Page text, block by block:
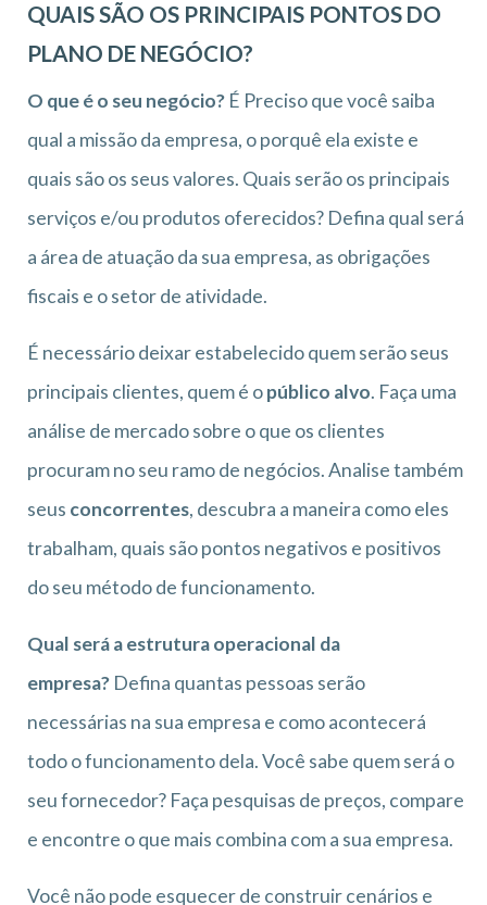
QUAIS SÃO OS PRINCIPAIS PONTOS DO
PLANO DE NEGÓCIO?
O que é o seu negócio? É Preciso que você saiba
qual a missão da empresa, o porquê ela existe e
quais são os seus valores. Quais serão os principais
serviços e/ou produtos oferecidos? Defina qual será
a área de atuação da sua empresa, as obrigações
fiscais e o setor de atividade.
É necessário deixar estabelecido quem serão seus
principais clientes, quem é opúblico alvo. Faça uma
análise de mercado sobre o que os clientes
procuram no seu ramo de negócios. Analise também
seus concorrentes, descubra a maneira como eles
trabalham, quais são pontos negativos e positivos
do seu método de funcionamento.
Qual será a estrutura operacional da
empresa? Defina quantas pessoas serão
necessárias na sua empresa e como acontecerá
todo o funcionamento dela. Você sabe quem será o
seu fornecedor? Faça pesquisas de preços, compare
e encontre o que mais combina com a sua empresa.
Você não pode esquecer de construir cenários e